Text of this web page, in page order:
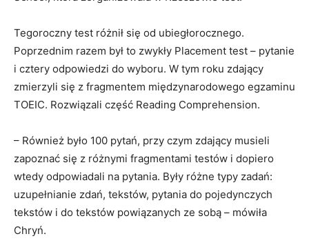
Tegoroczny test różnił się od ubiegłorocznego.
Poprzednim razem był to zwykły Placement test – pytanie
i cztery odpowiedzi do wyboru. W tym roku zdający
zmierzyli się z fragmentem międzynarodowego egzaminu
TOEIC. Rozwiązali część Reading Comprehension.
– Również było 100 pytań, przy czym zdający musieli
zapoznać się z różnymi fragmentami testów i dopiero
wtedy odpowiadali na pytania. Były różne typy zadań:
uzupełnianie zdań, tekstów, pytania do pojedynczych
tekstów i do tekstów powiązanych ze sobą – mówiła
Chryń.